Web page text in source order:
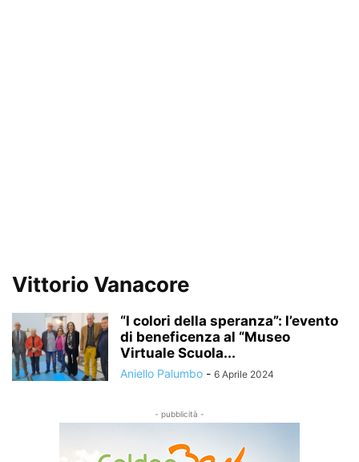
Vittorio Vanacore
“I colori della speranza”: l’evento
di beneficenza al “Museo
Virtuale Scuola...
Aniello Palumbo - 6 Aprile 2024
- pubblicità -